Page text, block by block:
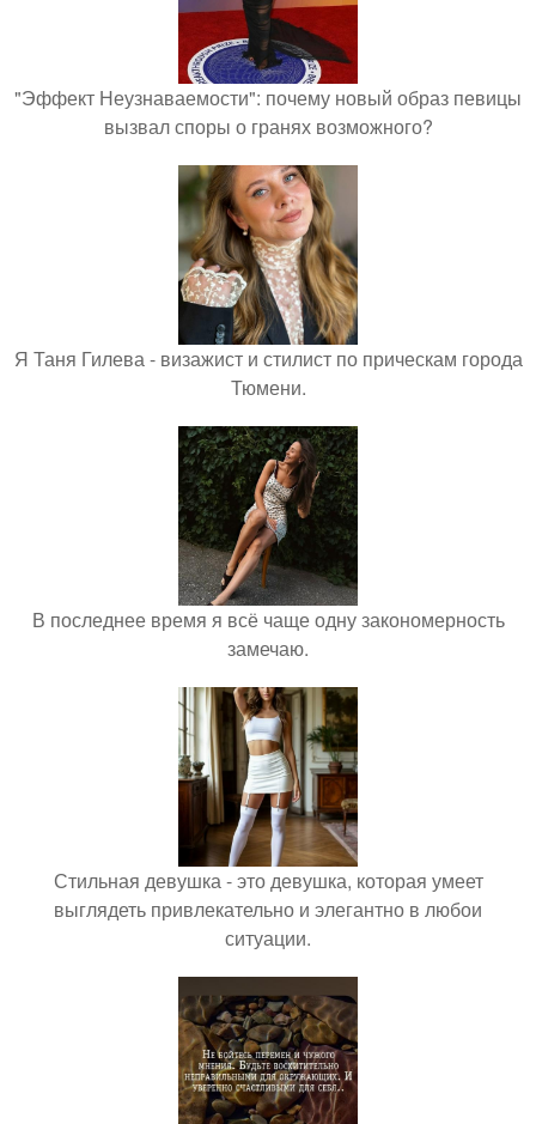
"Эффект Неузнаваемости": почему новый образ певицы
вызвал споры о гранях возможного?
Я Таня Гилева - визажист и стилист по прическам города
Тюмени.
В последнее время я всё чаще одну закономерность
замечаю.
Стильная девушка - это девушка, которая умеет
выглядеть привлекательно и элегантно в любои
ситуации.